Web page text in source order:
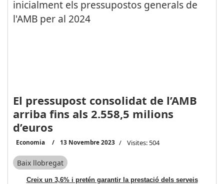
El pressupost consolidat de l’AMB
arriba fins als 2.558,5 milions
d’euros
Economia 13 Novembre 2023 Visites: 504
Baix llobregat
Creix un 3,6% i pretén garantir la prestació dels serveis